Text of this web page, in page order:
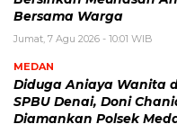
Bersama Warga
Jumat, 7 Agu 2026 - 10:01 WIB
MEDAN
Diduga Aniaya Wanita
SPBU Denai, Doni
Diamankan Polsek